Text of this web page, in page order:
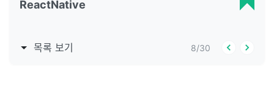
ReactNative
목록 보기 8/30